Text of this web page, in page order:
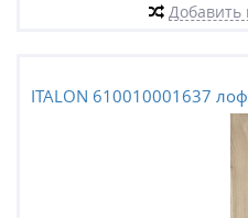
Добавить
ITALON 610010001637